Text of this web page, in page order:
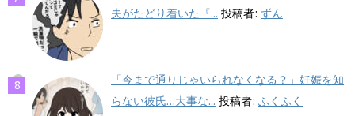
夫がたどり着いた『... 投稿者: ずん
「今まで通りじゃいられなくなる？」妊娠を知
らない彼氏…大事な... 投稿者: ふくふく